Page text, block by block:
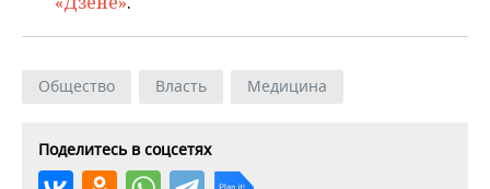
Общество Власть Медицина
Поделитесь в соцсетях